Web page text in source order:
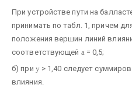
При устройстве пути на
принимать по табл. 1, причем
положения вершин линий
соответствующей a= 0,5;
б) при y> 1,40 следует
влияния.